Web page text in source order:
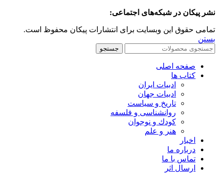
نشر پیکان در شبکه‌های اجتماعی:
تمامی حقوق این وبسایت برای انتشارات پیکان محفوظ است.
بستن
جستجو
صفحه اصلی
کتاب ها
ادبیات ایران
ادبیات جهان
تاریخ و سیاست
روانشناسی و فلسفه
کودك و نوجوان
هنر و علم
اخبار
درباره ما
تماس با ما
ارسال اثر